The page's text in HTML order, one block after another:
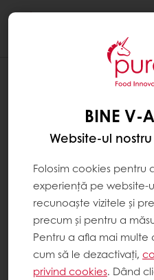
BINE V-
Website-ul
Folosim cookies pentru
experiență pe website-
recunoaște vizitele și
precum și pentru a
Pentru a afla mai multe
cum să le dezactivați,
privind cookies. Dând